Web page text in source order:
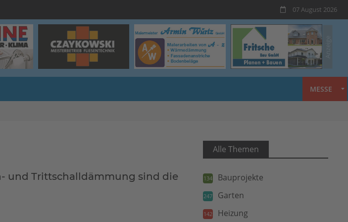
07 August 2026
MESSE
und Trittschalldämmung sind die
Alle Themen
134 Bauprojekte
247 Garten
142 Heizung